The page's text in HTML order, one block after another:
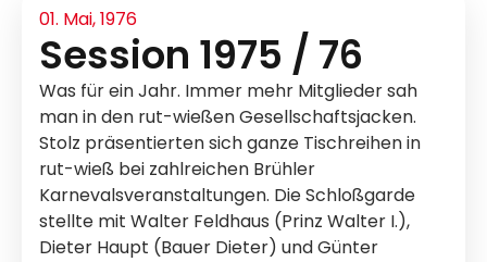
01. Mai, 1976
Session 1975 / 76
Was für ein Jahr. Immer mehr Mitglieder sah
man in den rut-wießen Gesellschaftsjacken.
Stolz präsentierten sich ganze Tischreihen in
rut-wieß bei zahlreichen Brühler
Karnevalsveranstaltungen. Die Schloßgarde
stellte mit Walter Feldhaus (Prinz Walter I.),
Dieter Haupt (Bauer Dieter) und Günter